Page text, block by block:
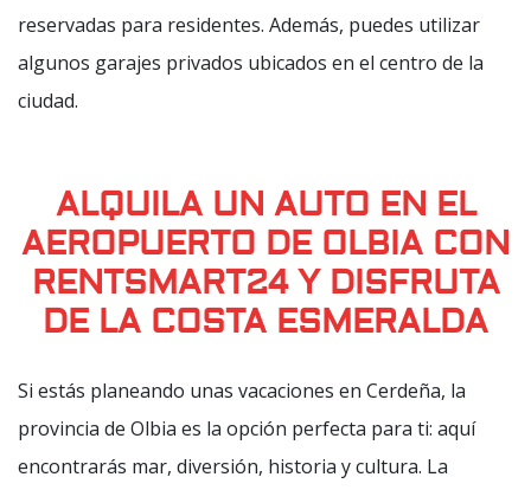
reservadas para residentes. Además, puedes utilizar
algunos garajes privados ubicados en el centro de la
ciudad.
ALQUILA UN AUTO EN EL
AEROPUERTO DE OLBIA CON
RENTSMART24 Y DISFRUTA
DE LA COSTA ESMERALDA
Si estás planeando unas vacaciones en Cerdeña, la
provincia de Olbia es la opción perfecta para ti: aquí
encontrarás mar, diversión, historia y cultura. La